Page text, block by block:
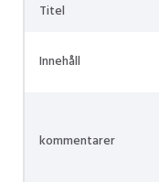
Titel
Innehåll
kommentarer